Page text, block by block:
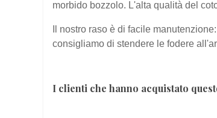
morbido bozzolo. L'alta qualità del
Il nostro raso è di facile
consigliamo di stendere le fodere
I clienti che hanno acquistato